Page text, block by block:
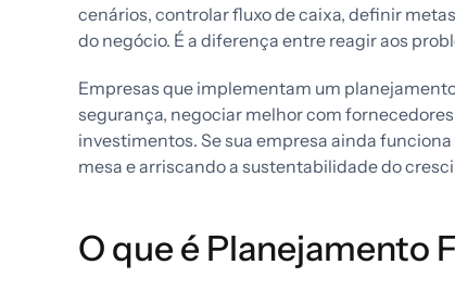
cenários, controlar fluxo de caixa, definir
do negócio. É a diferença entre reagir aos
Empresas que implementam um
segurança, negociar melhor com
investimentos. Se sua empresa ainda
mesa e arriscando a sustentabilidade do
O que é Planejamento